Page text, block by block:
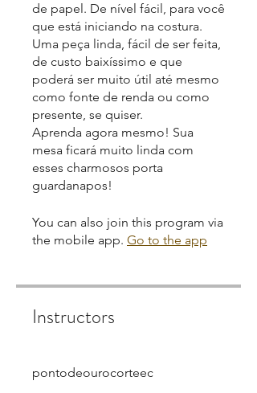
de papel. De nível fácil, para você
que está iniciando na costura.
Uma peça linda, fácil de ser feita,
de custo baixíssimo e que
poderá ser muito útil até mesmo
como fonte de renda ou como
presente, se quiser.
Aprenda agora mesmo! Sua
mesa ficará muito linda com
esses charmosos porta
guardanapos!
You can also join this program via
the mobile app. Go to the app
Instructors
pontodeourocorteec